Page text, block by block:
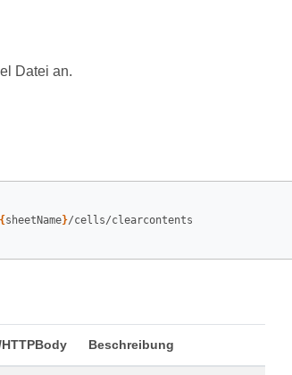
Datei an.
{ sheetName}/cells/clearcontents
Beschreibung